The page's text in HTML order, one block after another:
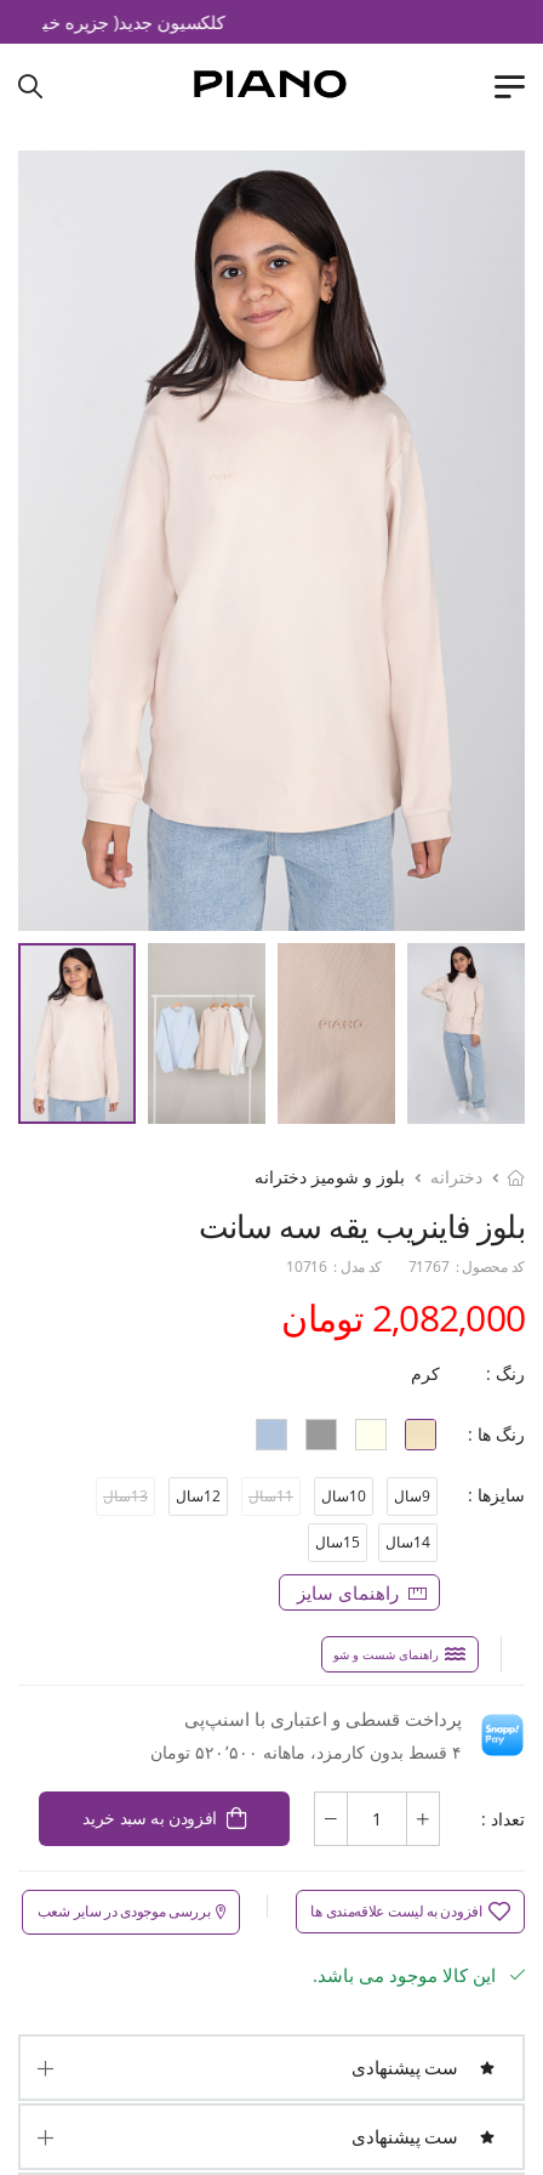
کلکسیون جدید( جزیره خیال)
دخترانه بلوز و شومیز دخترانه
بلوز فاینریب یقه سه سانت
کد محصول : 71767 کد مدل : 10716
2,082,000 تومان
رنگ : کرم
رنگ ها :
سایزها : 9سال 10سال 11سال 12سال 13سال
14سال 15سال
راهنمای سایز
راهنمای شست و شو
پرداخت قسطی و اعتباری با اسنپ‌پی
۴ قسط بدون کارمزد، ماهانه ۵۲۰٬۵۰۰ تومان
تعداد : افزودن به سبد خرید
افزودن به لیست علاقه‌مندی ها بررسی موجودی در سایر شعب
این کالا موجود می باشد.
ست پیشنهادی
ست پیشنهادی